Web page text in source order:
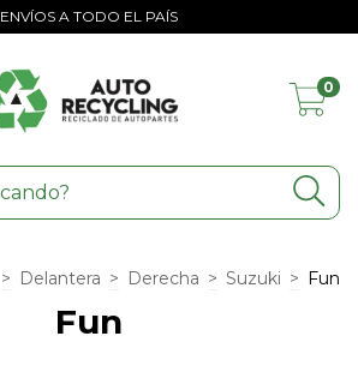
ENVÍOS A TODO EL PAÍS
0
> Delantera > Derecha > Suzuki > Fun
Fun